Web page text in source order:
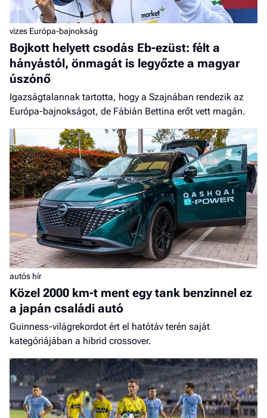
vizes Európa-bajnokság
Bojkott helyett csodás Eb-ezüst: félt a
hányástól, önmagát is legyőzte a magyar
úszónő
Igazságtalannak tartotta, hogy a Szajnában rendezik az
Európa-bajnokságot, de Fábián Bettina erőt vett magán.
autós hír
Közel 2000 km-t ment egy tank benzinnel ez
a japán családi autó
Guinness-világrekordot ért el hatótáv terén saját
kategóriájában a hibrid crossover.